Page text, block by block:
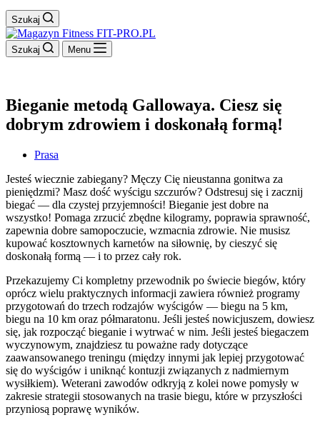
Szukaj
Szukaj Menu
Bieganie metodą Gallowaya. Ciesz się
dobrym zdrowiem i doskonałą formą!
Prasa
Jesteś wiecznie zabiegany? Męczy Cię nieustanna gonitwa za
pieniędzmi? Masz dość wyścigu szczurów? Odstresuj się i zacznij
biegać — dla czystej przyjemności! Bieganie jest dobre na
wszystko! Pomaga zrzucić zbędne kilogramy, poprawia sprawność,
zapewnia dobre samopoczucie, wzmacnia zdrowie. Nie musisz
kupować kosztownych karnetów na siłownię, by cieszyć się
doskonałą formą — i to przez cały rok.
Przekazujemy Ci kompletny przewodnik po świecie biegów, który
oprócz wielu praktycznych informacji zawiera również programy
przygotowań do trzech rodzajów wyścigów — biegu na 5 km,
biegu na 10 km oraz półmaratonu. Jeśli jesteś nowicjuszem, dowiesz
się, jak rozpocząć bieganie i wytrwać w nim. Jeśli jesteś biegaczem
wyczynowym, znajdziesz tu poważne rady dotyczące
zaawansowanego treningu (między innymi jak lepiej przygotować
się do wyścigów i uniknąć kontuzji związanych z nadmiernym
wysiłkiem). Weterani zawodów odkryją z kolei nowe pomysły w
zakresie strategii stosowanych na trasie biegu, które w przyszłości
przyniosą poprawę wyników.